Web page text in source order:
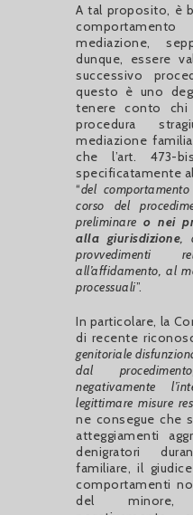
A tal proposito, è
mediazione,
dunque, essere
successivo
questo è uno
tenere conto chi
procedura
mediazione
che l’art. 473-
specificatamente
“del
corso del
preliminare o nei
alla giurisdizione,
all’affidamento, al
processuali”.
In particolare, la
di recente
genitoriale
dal
negativamente
legittimare misure
ne consegue che
atteggiamenti
denigratori
familiare, il
comportamenti
del minore,